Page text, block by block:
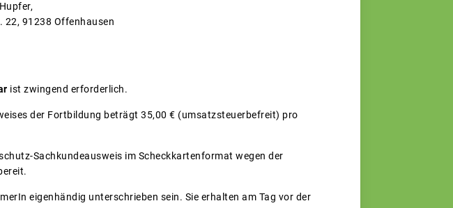
22, 91238 Offenhausen
ist zwingend erforderlich.
der Fortbildung beträgt 35,00 € (umsatzsteuerbefreit) pro
Sachkundeausweis im Scheckkartenformat wegen der
eigenhändig unterschrieben sein. Sie erhalten am Tag vor der